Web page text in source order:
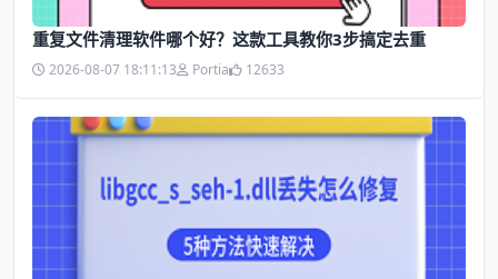
​重复文件清理软件哪个好？这款工具教你3步搞定去重
2026-08-07 18:11:13 Portia 12633